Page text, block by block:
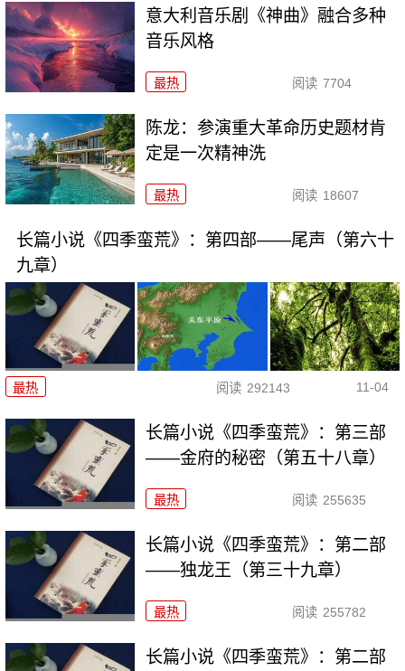
意大利音乐剧《神曲》融合多种
音乐风格
最热 阅读 7704
陈龙：参演重大革命历史题材肯
定是一次精神洗
最热 阅读 18607
长篇小说《四季蛮荒》：第四部——尾声（第六十
九章）
最热 阅读 292143 11-04
长篇小说《四季蛮荒》：第三部
——金府的秘密（第五十八章）
最热 阅读 255635
长篇小说《四季蛮荒》：第二部
——独龙王（第三十九章）
最热 阅读 255782
长篇小说《四季蛮荒》：第二部